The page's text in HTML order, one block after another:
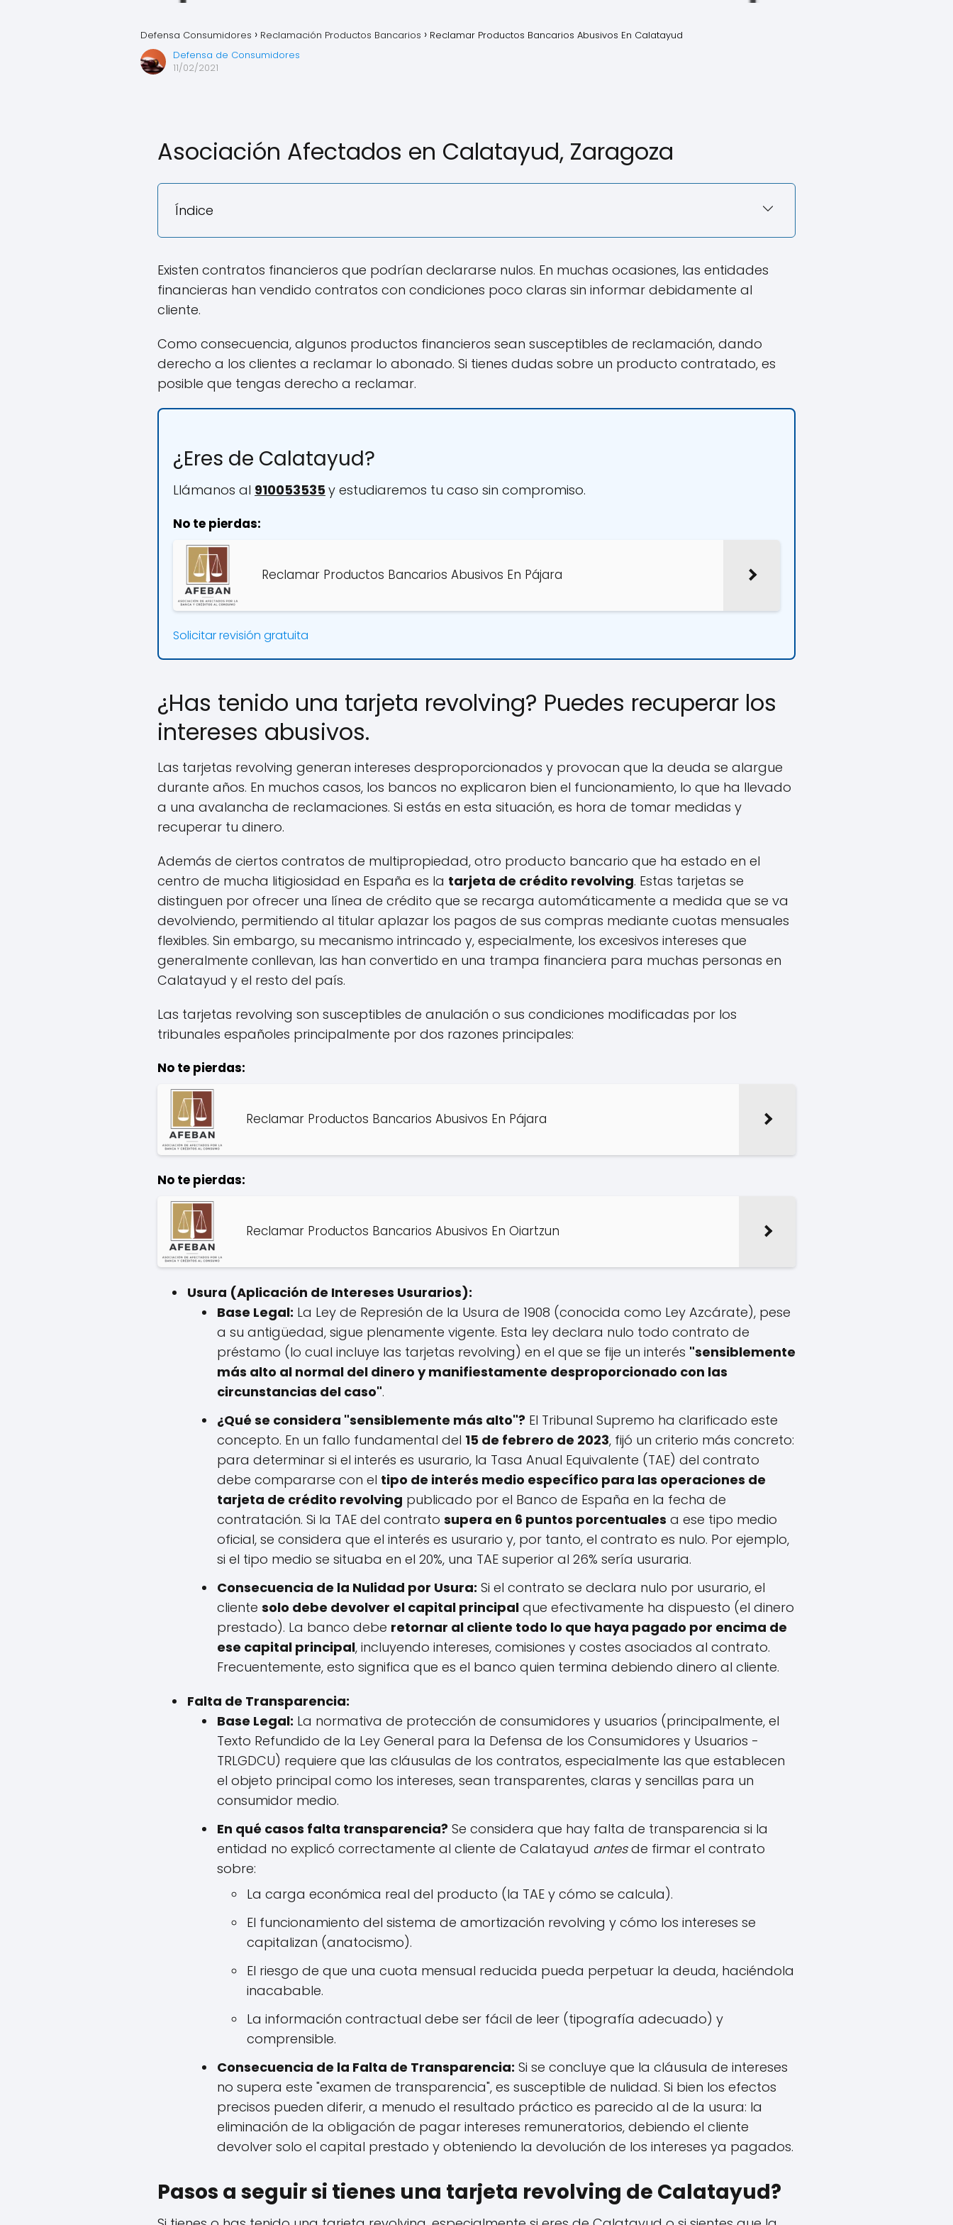
Defensa Consumidores Reclamación Productos Bancarios
Reclamar Productos Bancarios Abusivos En Calatayud
Defensa de Consumidores
11/02/2021
Asociación Afectados en Calatayud, Zaragoza
Índice
Existen contratos financieros que podrían declararse nulos. En muchas ocasiones, las entidades
financieras han vendido contratos con condiciones poco claras sin informar debidamente al
cliente.
Como consecuencia, algunos productos financieros sean susceptibles de reclamación, dando
derecho a los clientes a reclamar lo abonado. Si tienes dudas sobre un producto contratado, es
posible que tengas derecho a reclamar.
¿Eres de Calatayud?
Llámanos al 910053535y estudiaremos tu caso sin compromiso.
No te pierdas:
Reclamar Productos Bancarios Abusivos En Pájara
Solicitar revisión gratuita
¿Has tenido una tarjeta revolving? Puedes recuperar los
intereses abusivos.
Las tarjetas revolving generan intereses desproporcionados y provocan que la deuda se alargue
durante años. En muchos casos, los bancos no explicaron bien el funcionamiento, lo que ha llevado
a una avalancha de reclamaciones. Si estás en esta situación, es hora de tomar medidas y
recuperar tu dinero.
Además de ciertos contratos de multipropiedad, otro producto bancario que ha estado en el
centro de mucha litigiosidad en España es la tarjeta de crédito revolving. Estas tarjetas se
distinguen por ofrecer una línea de crédito que se recarga automáticamente a medida que se va
devolviendo, permitiendo al titular aplazar los pagos de sus compras mediante cuotas mensuales
flexibles. Sin embargo, su mecanismo intrincado y, especialmente, los excesivos intereses que
generalmente conllevan, las han convertido en una trampa financiera para muchas personas en
Calatayud y el resto del país.
Las tarjetas revolving son susceptibles de anulación o sus condiciones modificadas por los
tribunales españoles principalmente por dos razones principales:
No te pierdas:
Reclamar Productos Bancarios Abusivos En Pájara
No te pierdas:
Reclamar Productos Bancarios Abusivos En Oiartzun
Usura (Aplicación de Intereses Usurarios):
Base Legal: La Ley de Represión de la Usura de 1908 (conocida como Ley Azcárate), pese
a su antigüedad, sigue plenamente vigente. Esta ley declara nulo todo contrato de
préstamo (lo cual incluye las tarjetas revolving) en el que se fije un interés "sensiblemente
más alto al normal del dinero y manifiestamente desproporcionado con las
circunstancias del caso".
¿Qué se considera "sensiblemente más alto"? El Tribunal Supremo ha clarificado este
concepto. En un fallo fundamental del 15 de febrero de 2023, fijó un criterio más concreto:
para determinar si el interés es usurario, la Tasa Anual Equivalente (TAE) del contrato
debe compararse con el tipo de interés medio específico para las operaciones de
tarjeta de crédito revolving publicado por el Banco de España en la fecha de
contratación. Si la TAE del contrato supera en 6 puntos porcentuales a ese tipo medio
oficial, se considera que el interés es usurario y, por tanto, el contrato es nulo. Por ejemplo,
si el tipo medio se situaba en el 20%, una TAE superior al 26% sería usuraria.
Consecuencia de la Nulidad por Usura: Si el contrato se declara nulo por usurario, el
cliente solo debe devolver el capital principal que efectivamente ha dispuesto (el dinero
prestado). La banco debe retornar al cliente todo lo que haya pagado por encima de
ese capital principal, incluyendo intereses, comisiones y costes asociados al contrato.
Frecuentemente, esto significa que es el banco quien termina debiendo dinero al cliente.
Falta de Transparencia:
Base Legal: La normativa de protección de consumidores y usuarios (principalmente, el
Texto Refundido de la Ley General para la Defensa de los Consumidores y Usuarios -
TRLGDCU) requiere que las cláusulas de los contratos, especialmente las que establecen
el objeto principal como los intereses, sean transparentes, claras y sencillas para un
consumidor medio.
En qué casos falta transparencia? Se considera que hay falta de transparencia si la
entidad no explicó correctamente al cliente de Calatayud antesde firmar el contrato
sobre:
La carga económica real del producto (la TAE y cómo se calcula).
El funcionamiento del sistema de amortización revolving y cómo los intereses se
capitalizan (anatocismo).
El riesgo de que una cuota mensual reducida pueda perpetuar la deuda, haciéndola
inacabable.
La información contractual debe ser fácil de leer (tipografía adecuado) y
comprensible.
Consecuencia de la Falta de Transparencia: Si se concluye que la cláusula de intereses
no supera este "examen de transparencia", es susceptible de nulidad. Si bien los efectos
precisos pueden diferir, a menudo el resultado práctico es parecido al de la usura: la
eliminación de la obligación de pagar intereses remuneratorios, debiendo el cliente
devolver solo el capital prestado y obteniendo la devolución de los intereses ya pagados.
Pasos a seguir si tienes una tarjeta revolving de Calatayud?